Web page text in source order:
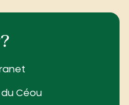
Céou